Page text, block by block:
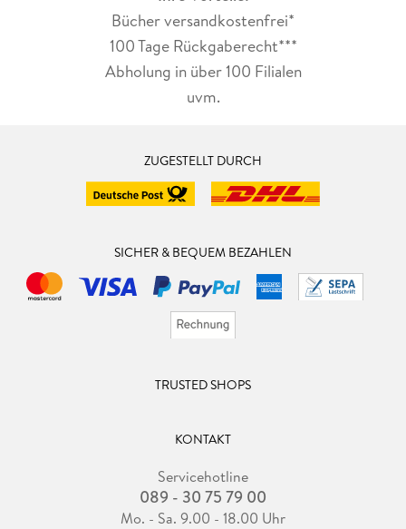
Bücher versandkostenfrei*
100 Tage Rückgaberecht***
Abholung in über 100 Filialen
uvm.
ZUGESTELLT DURCH
SICHER & BEQUEM BEZAHLEN
TRUSTED SHOPS
KONTAKT
Servicehotline
089 - 30 75 79 00
Mo. - Sa. 9.00 - 18.00 Uhr